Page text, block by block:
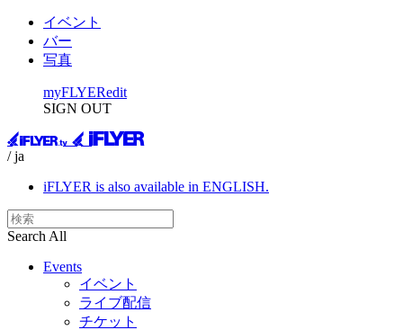
イベント
バー
写真
myFLYERedit
SIGN OUT
/ ja
iFLYER is also available in ENGLISH.
Search All
Events
イベント
ライブ配信
チケット